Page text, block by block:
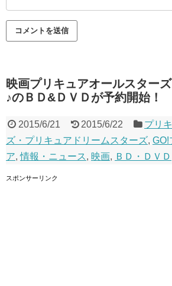
映画プリキュアオールスター
♪のＢＤ&ＤＶＤが予約開始！
2015/6/21 2015/6/22
プリ
ズ・プリキュアドリームスターズ, GO!
ア,情報・ニュース, 映画, ＢＤ・ＤＶＤ
スポンサーリンク